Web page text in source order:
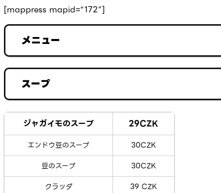
[mappress mapid=“172”]
メニュー
スープ
ジャガイモのスープ 29CZK
エンドウ豆のスープ
30CZK
豆のスープ
30CZK
クラッダ
39 CZK